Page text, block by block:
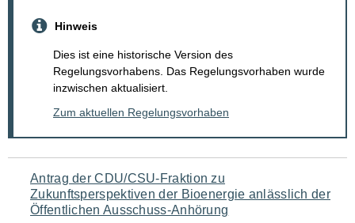
Hinweis
Dies ist eine historische Version des
Regelungsvorhabens. Das Regelungsvorhaben wurde
inzwischen aktualisiert.
Zum aktuellen Regelungsvorhaben
Navigation
für
Antrag der CDU/CSU-Fraktion zu
Zukunftsperspektiven der Bioenergie anlässlich der
Öffentlichen Ausschuss-Anhörung